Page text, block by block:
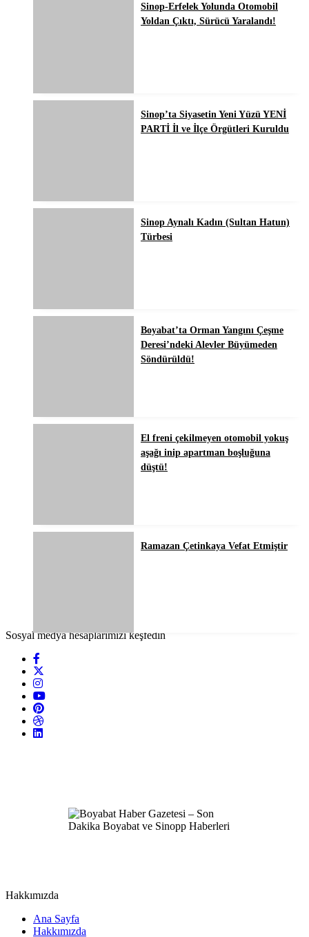
Sinop-Erfelek Yolunda Otomobil
Yoldan Çıktı, Sürücü Yaralandı!
Sinop’ta Siyasetin Yeni Yüzü YENİ
PARTİ İl ve İlçe Örgütleri Kuruldu
Sinop Aynalı Kadın (Sultan Hatun)
Türbesi
Boyabat’ta Orman Yangını Çeşme
Deresi’ndeki Alevler Büyümeden
Söndürüldü!
El freni çekilmeyen otomobil yokuş
aşağı inip apartman boşluğuna
düştü!
Ramazan Çetinkaya Vefat Etmiştir
Sosyal medya hesaplarımızı keşfedin
Hakkımızda
Ana Sayfa
Hakkımızda